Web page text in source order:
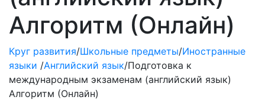
Алгоритм (Онлайн)
Круг развития/Школьные предметы/Иностранные
языки /Английский язык/Подготовка к
международным экзаменам (английский язык)
Алгоритм (Онлайн)